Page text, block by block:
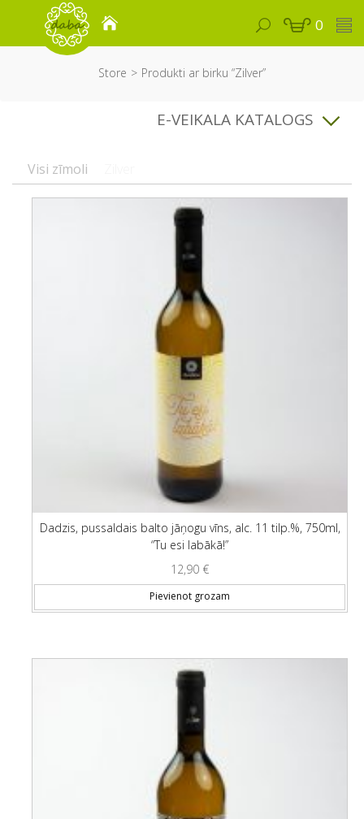
0
Store Produkti ar birku “Zilver”
E-VEIKALA KATALOGS
Visi zīmoli
Dadzis, pussaldais balto jāņogu vīns, alc. 11 tilp.%, 750ml,
“Tu esi labākā!”
12,90 €
Pievienot grozam